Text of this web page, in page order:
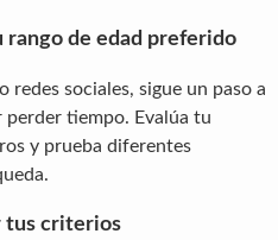
de edad preferido
redes sociales, sigue un paso a
perder tiempo. Evalúa tu
y prueba diferentes
tus criterios